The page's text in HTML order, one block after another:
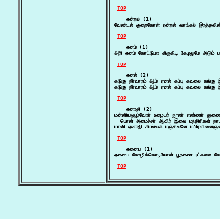
TOP
    ஏன்றல் (1)
வேண்டல் குறைகோள் ஏன்றல் வாங்கல்
TOP
    ஏனம் (1)
அரி ஏனம் கோட்டுமா கிருகிடி கேழலுமே
TOP
    ஏனல் (2)
கடுகு நீர்வாரம் ஆம் ஏனல் கம்பு கவலை
கடுகு நீர்வாரம் ஆம் ஏனல் கம்பு கவலை
TOP
    ஏனாதி (2)
மன்னியசூழ்வோர் உழையர் நூலர் எண்ணர்
பொன் அமைச்சர் ஆவிர் இவை மந்திரிகள்
மானி ஏனாதி சீமங்கலி மஞ்சிகனே
TOP
    ஏனைய (1)
ஏனைய கோழிக்கொடியோன் பூரணை புட்கலை
TOP